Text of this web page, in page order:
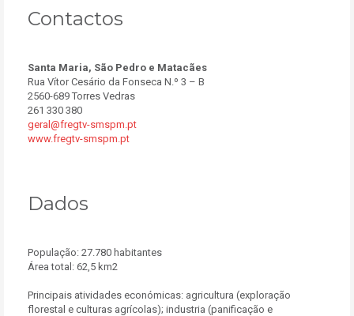
Contactos
Santa Maria, São Pedro e Matacães
Rua Vítor Cesário da Fonseca N.º 3 – B
2560-689 Torres Vedras
261 330 380
geral@fregtv-smspm.pt
www.fregtv-smspm.pt
Dados
População: 27.780 habitantes
Área total: 62,5 km2
Principais atividades económicas: agricultura (exploração
florestal e culturas agrícolas); industria (panificação e